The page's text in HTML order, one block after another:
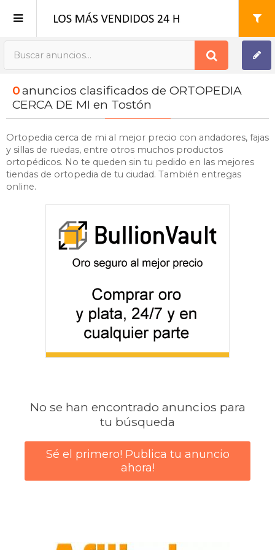
Publica tu Anuncio
Registro
0anuncios clasificados de ORTOPEDIA
CERCA DE MI en Tostón
Ortopedia cerca de mi al mejor precio con andadores, fajas
y sillas de ruedas, entre otros muchos productos
ortopédicos. No te queden sin tu pedido en las mejores
tiendas de ortopedia de tu ciudad. También entregas
online.
No se han encontrado anuncios para
tu búsqueda
Sé el primero! Publica tu anuncio
ahora!